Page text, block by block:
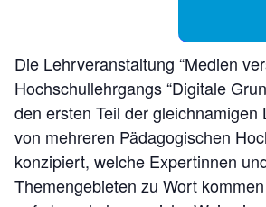
Die Lehrveranstaltung “Medien
Hochschullehrgangs “Digitale
den ersten Teil der
von mehreren Pädagogischen
konzipiert, welche Expertinnen
Themengebieten zu Wort